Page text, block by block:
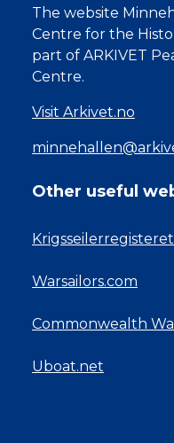
The website
Centre for the
part of ARKIVET
Centre.
Visit Arkivet.no
Other useful
Warsailors.com
Commonwealth
Uboat.net